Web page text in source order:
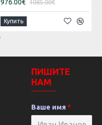
976.00€ 1085.00€
Купить
ПИШИТЕ
НАМ
Ваше имя